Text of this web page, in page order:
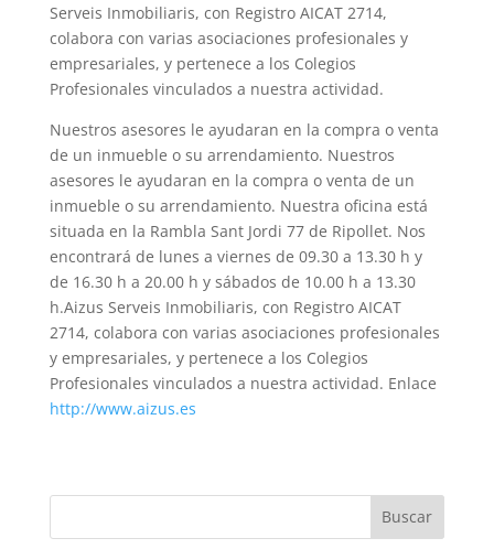
Serveis Inmobiliaris, con Registro AICAT 2714,
colabora con varias asociaciones profesionales y
empresariales, y pertenece a los Colegios
Profesionales vinculados a nuestra actividad.
Nuestros asesores le ayudaran en la compra o venta
de un inmueble o su arrendamiento. Nuestros
asesores le ayudaran en la compra o venta de un
inmueble o su arrendamiento. Nuestra oficina está
situada en la Rambla Sant Jordi 77 de Ripollet. Nos
encontrará de lunes a viernes de 09.30 a 13.30 h y
de 16.30 h a 20.00 h y sábados de 10.00 h a 13.30
h.Aizus Serveis Inmobiliaris, con Registro AICAT
2714, colabora con varias asociaciones profesionales
y empresariales, y pertenece a los Colegios
Profesionales vinculados a nuestra actividad. Enlace
http://www.aizus.es